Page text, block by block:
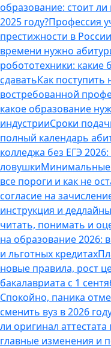
образование: стоит
2025 году?Профессия
престижности в России
времени нужно
робототехники: какие
сдаватьКак поступить
востребованной
какое образование
индустрииСроки
полный календарь
колледжа без ЕГЭ
ловушкиМинимальные
все пороги и как не
согласие на
инструкция и дедлайны
читать, понимать и
на образование 2026:
и льготных кредитах
новые правила, рост
бакалавриата с 1
Спокойно, паника
сменить вуз в 2026
ли оригинал
главные изменения и